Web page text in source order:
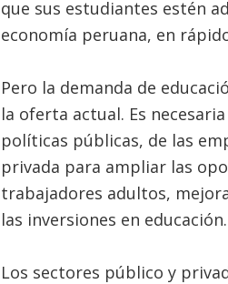
que sus estudiantes estén
economía peruana, en
Pero la demanda de
la oferta actual. Es
políticas públicas, de las
privada para ampliar las
trabajadores adultos,
las inversiones en educación.
Los sectores público y